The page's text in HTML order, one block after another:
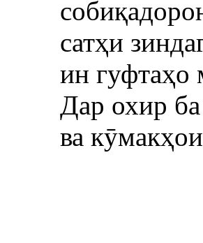
сатҳи
ин гуфтаҳо
Дар охир
ва